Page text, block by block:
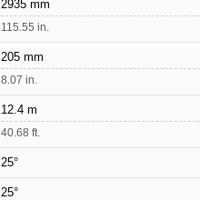
2935 mm
115.55 in.
205 mm
8.07 in.
12.4 m
40.68 ft.
25°
25°